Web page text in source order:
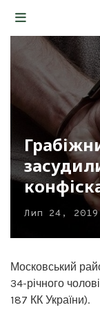
Лип 24, 2019
Московський
34-річного
187 КК України).